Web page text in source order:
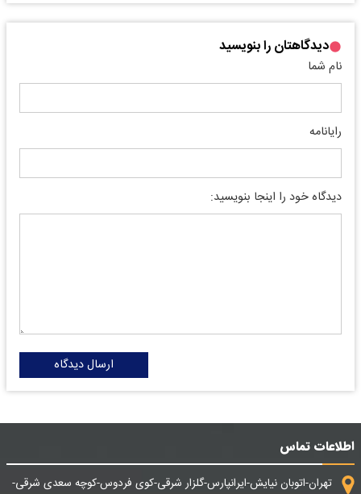
دیدگاهتان را بنویسید
نام شما
رایانامه
دیدگاه خود را اینجا بنویسید:
ارسال دیدگاه
اطلاعات تماس
تهران-اتوبان نیایش-ایرانپارس-گلزار شرقی-کوی فردوس-کوچه سعدی شرقی-